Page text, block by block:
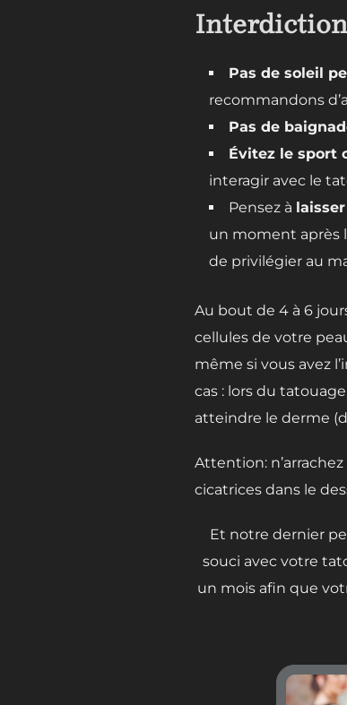
Pas de soleil
recommandons
Pas de
Évitez le sport
interagir avec le
Pensez à
un moment après
de privilégier au
Au bout de 4 à 6
cellules de votre
même si vous avez
cas : lors du
atteindre le derme
Attention:
cicatrices dans le
Et notre dernier
souci avec votre
un mois afin que